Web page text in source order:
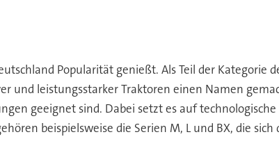
Popularität genießt. Als Teil der Kategorie
und leistungsstarker Traktoren einen Namen
geeignet sind. Dabei setzt es auf
beispielsweise die Serien M, L und BX, die